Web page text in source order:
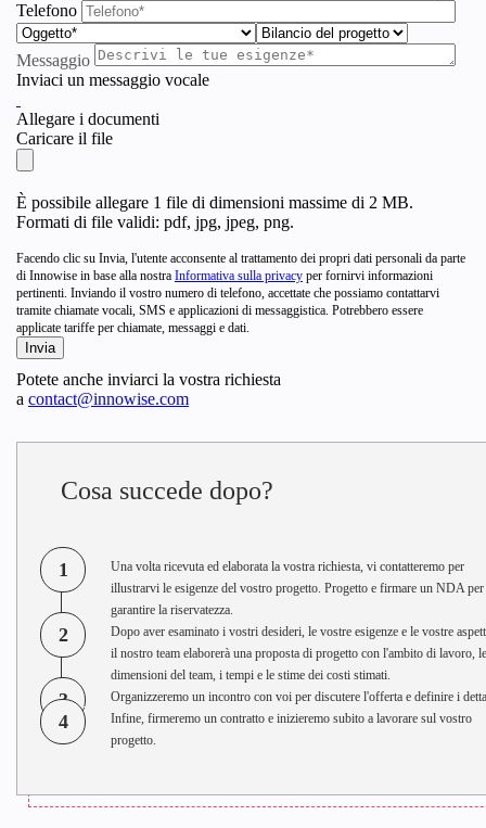
Telefono
Messaggio
Inviaci un messaggio vocale
Allegare i documenti
Caricare il file
È possibile allegare 1 file di dimensioni massime di 2 MB.
Formati di file validi: pdf, jpg, jpeg, png.
Facendo clic su Invia, l'utente acconsente al trattamento dei propri dati personali da parte
di Innowise in base alla nostra Informativa sulla privacy per fornirvi informazioni
pertinenti. Inviando il vostro numero di telefono, accettate che possiamo contattarvi
tramite chiamate vocali, SMS e applicazioni di messaggistica. Potrebbero essere
applicate tariffe per chiamate, messaggi e dati.
Potete anche inviarci la vostra richiesta
a contact@innowise.com
Cosa succede dopo?
1
Una volta ricevuta ed elaborata la vostra richiesta, vi contatteremo per
illustrarvi le esigenze del vostro progetto. Progetto e firmare un NDA per
garantire la riservatezza.
2
Dopo aver esaminato i vostri desideri, le vostre esigenze e le vostre
il nostro team elaborerà una proposta di progetto con l'ambito di lavoro, le
dimensioni del team, i tempi e le stime dei costi stimati.
3 Organizzeremo un incontro con voi per discutere l'offerta e definire i
4
Infine, firmeremo un contratto e inizieremo subito a lavorare sul vostro
progetto.